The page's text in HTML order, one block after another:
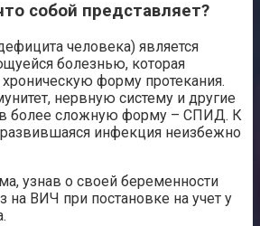
собой представляет?
человека) является
болезнью, которая
хроническую форму протекания.
нервную систему и другие
в более сложную форму – СПИД. К
инфекция неизбежно
узнав о своей беременности
на ВИЧ при постановке на учет у